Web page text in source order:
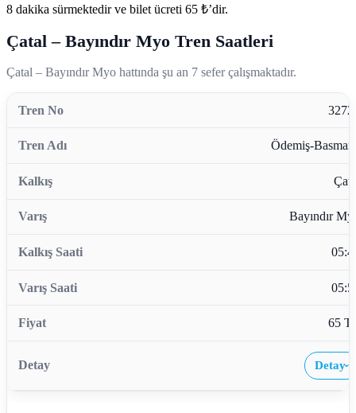
8 dakika sürmektedir ve bilet ücreti 65 ₺’dir.
Çatal – Bayındır Myo Tren Saatleri
Çatal – Bayındır Myo hattında şu an 7 sefer çalışmaktadır.
Ödemiş-
Bayındır
65
Detay›